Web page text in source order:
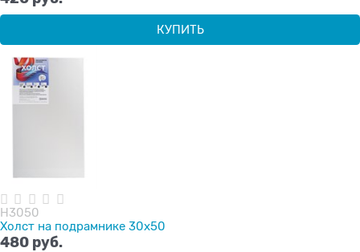
КУПИТЬ
H3050
Холст на подрамнике 30х50
480 руб.